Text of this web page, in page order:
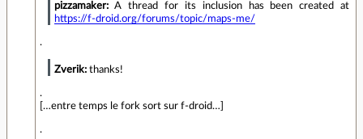
pizzamaker:A thread for its inclusion has been created at
https://f-droid.org/forums/topic/maps-me/
.
Zverik:thanks!
.
[…entre temps le fork sort sur f-droid…]
.